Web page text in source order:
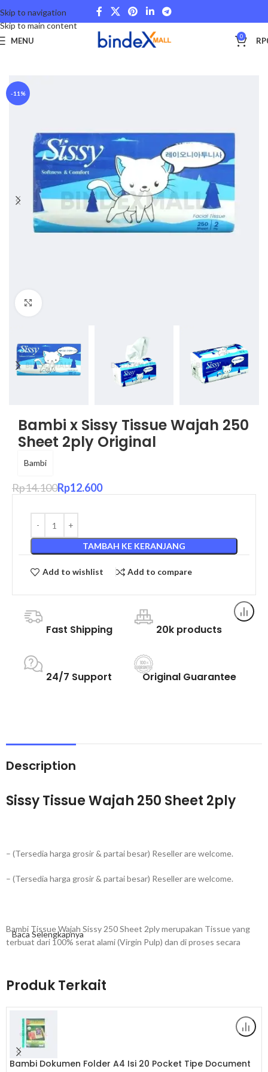
Skip to navigation
Skip to main content
MENU 0 RP
Beranda Other Categories
-11%
Bambi x Sissy Tissue Wajah 250
Sheet 2ply Original
Bambi
Rp14.100Rp12.600
TAMBAH KE KERANJANG
Add to wishlist Add to compare
Fast Shipping 20k products
24/7 Support Original Guarantee
Description
Sissy Tissue Wajah 250 Sheet 2ply
– (Tersedia harga grosir & partai besar) Reseller are welcome.
– (Tersedia harga grosir & partai besar) Reseller are welcome.
Bambi Tissue Wajah Sissy 250 Sheet 2ply merupakan Tissue yang
terbuat dari 100% serat alami (Virgin Pulp) dan di proses secara
Spesifikasi produk Bambi Tissue Sissy 250 Sheet 2ply :
– Bahan : 100% Virgin Pulp
– Ukuran Produk : 18 x 9 x 9 cm
Baca Selengkapnya
Produk Terkait
Bambi Dokumen Folder A4 Isi 20 Pocket Tipe Document